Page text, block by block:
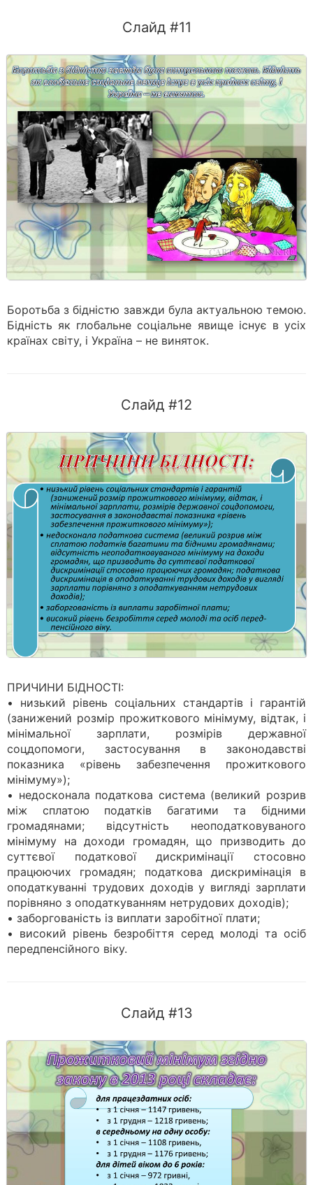
Слайд #11
Боротьба з бідністю завжди була актуальною темою.
Бідність як глобальне соціальне явище існує в усіх
країнах світу, і Україна – не виняток.
Слайд #12
ПРИЧИНИ БІДНОСТІ:
• низький рівень соціальних стандартів і гарантій
(занижений розмір прожиткового мінімуму, відтак, і
мінімальної зарплати, розмірів державної
соцдопомоги, застосування в законодавстві
показника «рівень забезпечення прожиткового
мінімуму»);
• недосконала податкова система (великий розрив
між сплатою податків багатими та бідними
громадянами; відсутність неоподатковуваного
мінімуму на доходи громадян, що призводить до
суттєвої податкової дискримінації стосовно
працюючих громадян; податкова дискримінація в
оподаткуванні трудових доходів у вигляді зарплати
порівняно з оподаткуванням нетрудових доходів);
• заборгованість із виплати заробітної плати;
• високий рівень безробіття серед молоді та осіб
перед­пенсійного віку.
Слайд #13